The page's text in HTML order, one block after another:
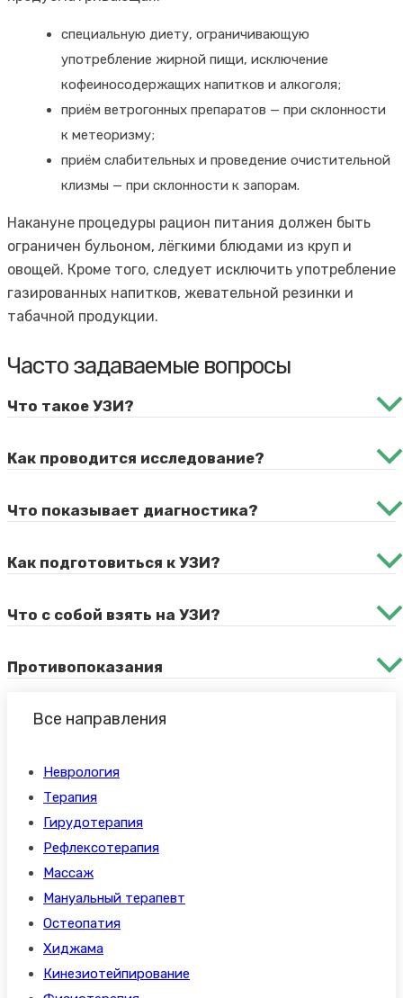
специальную диету, ограничивающую
употребление жирной пищи, исключение
кофеиносодержащих напитков и алкоголя;
приём ветрогонных препаратов — при склонности
к метеоризму;
приём слабительных и проведение очистительной
клизмы — при склонности к запорам.
Накануне процедуры рацион питания должен быть
ограничен бульоном, лёгкими блюдами из круп и
овощей. Кроме того, следует исключить употребление
газированных напитков, жевательной резинки и
табачной продукции.
Часто задаваемые вопросы
Что такое УЗИ?
Как проводится исследование?
Что показывает диагностика?
Как подготовиться к УЗИ?
Что с собой взять на УЗИ?
Противопоказания
Все направления
Неврология
Терапия
Гирудотерапия
Рефлексотерапия
Массаж
Мануальный терапевт
Остеопатия
Хиджама
Кинезиотейпирование